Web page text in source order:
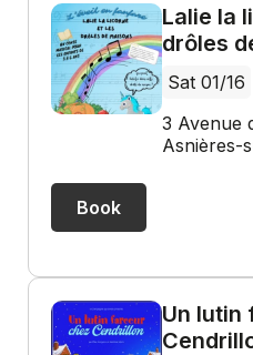
Lalie la
drôles
Sat 01/16
3 Avenue
Asnières-
Book
Un lutin